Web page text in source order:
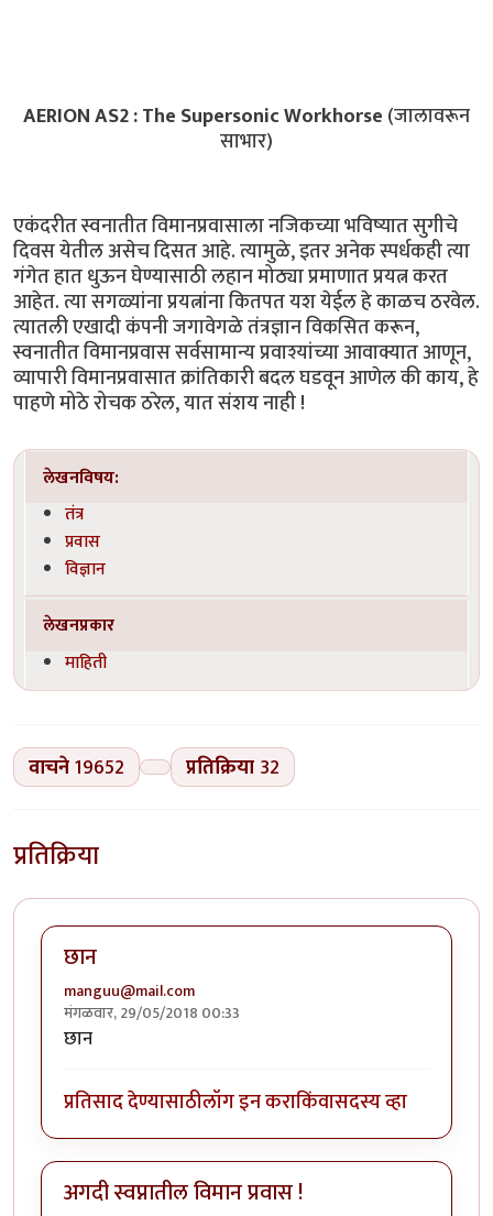
AERION AS2 : The Supersonic Workhorse(जालावरून
साभार)
एकंदरीत स्वनातीत विमानप्रवासाला नजिकच्या भविष्यात सुगीचे
दिवस येतील असेच दिसत आहे. त्यामुळे, इतर अनेक स्पर्धकही त्या
गंगेत हात धुऊन घेण्यासाठी लहान मोठ्या प्रमाणात प्रयत्न करत
आहेत. त्या सगळ्यांना प्रयत्नांना कितपत यश येईल हे काळच ठरवेल.
त्यातली एखादी कंपनी जगावेगळे तंत्रज्ञान विकसित करून,
स्वनातीत विमानप्रवास सर्वसामान्य प्रवाश्यांच्या आवाक्यात आणून,
व्यापारी विमानप्रवासात क्रांतिकारी बदल घडवून आणेल की काय, हे
पाहणे मोठे रोचक ठरेल, यात संशय नाही !
लेखनविषय:
तंत्र
प्रवास
विज्ञान
लेखनप्रकार
माहिती
वाचने19652 प्रतिक्रिया 32
प्रतिक्रिया
छान
manguu@mail.com
मंगळवार, 29/05/2018 00:33
छान
प्रतिसाद देण्यासाठीलॉग इन कराकिंवासदस्य व्हा
अगदी स्वप्नातील विमान प्रवास !